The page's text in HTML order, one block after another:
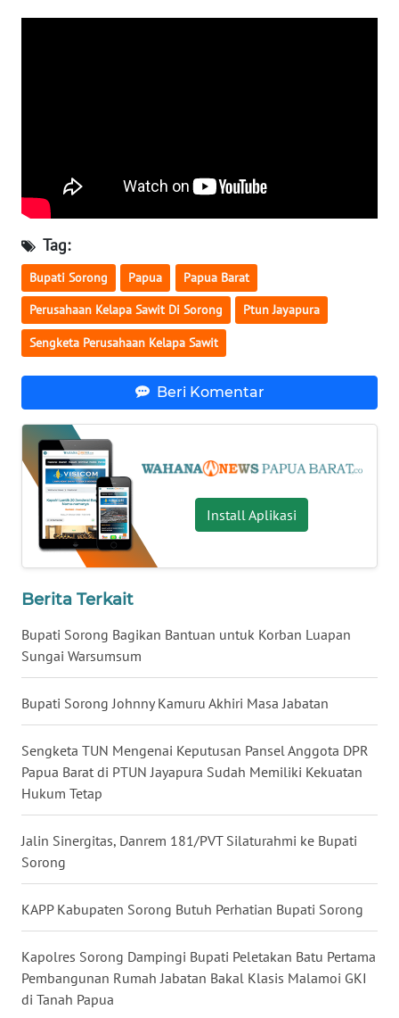
Tag:
Bupati Sorong Papua Papua Barat
Perusahaan Kelapa Sawit Di Sorong Ptun Jayapura
Sengketa Perusahaan Kelapa Sawit
Beri Komentar
Install Aplikasi
Berita Terkait
Bupati Sorong Bagikan Bantuan untuk Korban Luapan
Sungai Warsumsum
Bupati Sorong Johnny Kamuru Akhiri Masa Jabatan
Sengketa TUN Mengenai Keputusan Pansel Anggota DPR
Papua Barat di PTUN Jayapura Sudah Memiliki Kekuatan
Hukum Tetap
Jalin Sinergitas, Danrem 181/PVT Silaturahmi ke Bupati
Sorong
KAPP Kabupaten Sorong Butuh Perhatian Bupati Sorong
Kapolres Sorong Dampingi Bupati Peletakan Batu Pertama
Pembangunan Rumah Jabatan Bakal Klasis Malamoi GKI
di Tanah Papua
JATIM
WN
BALI
WN
KALBAR
KALTARA
WN
KALSEL
WN
WN
SULSEL
WN
GORONTALO
WN
SULUT
MALUKU
MALUT
WN
DAIRI